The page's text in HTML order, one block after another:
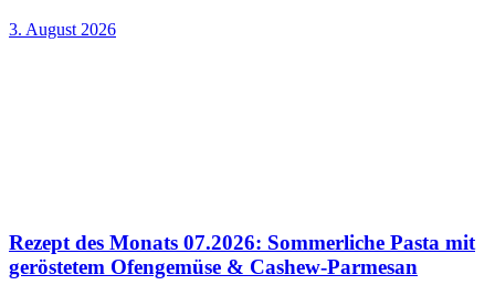
3. August 2026
Rezept des Monats 07.2026: Sommerliche Pasta mit
geröstetem Ofengemüse & Cashew-Parmesan